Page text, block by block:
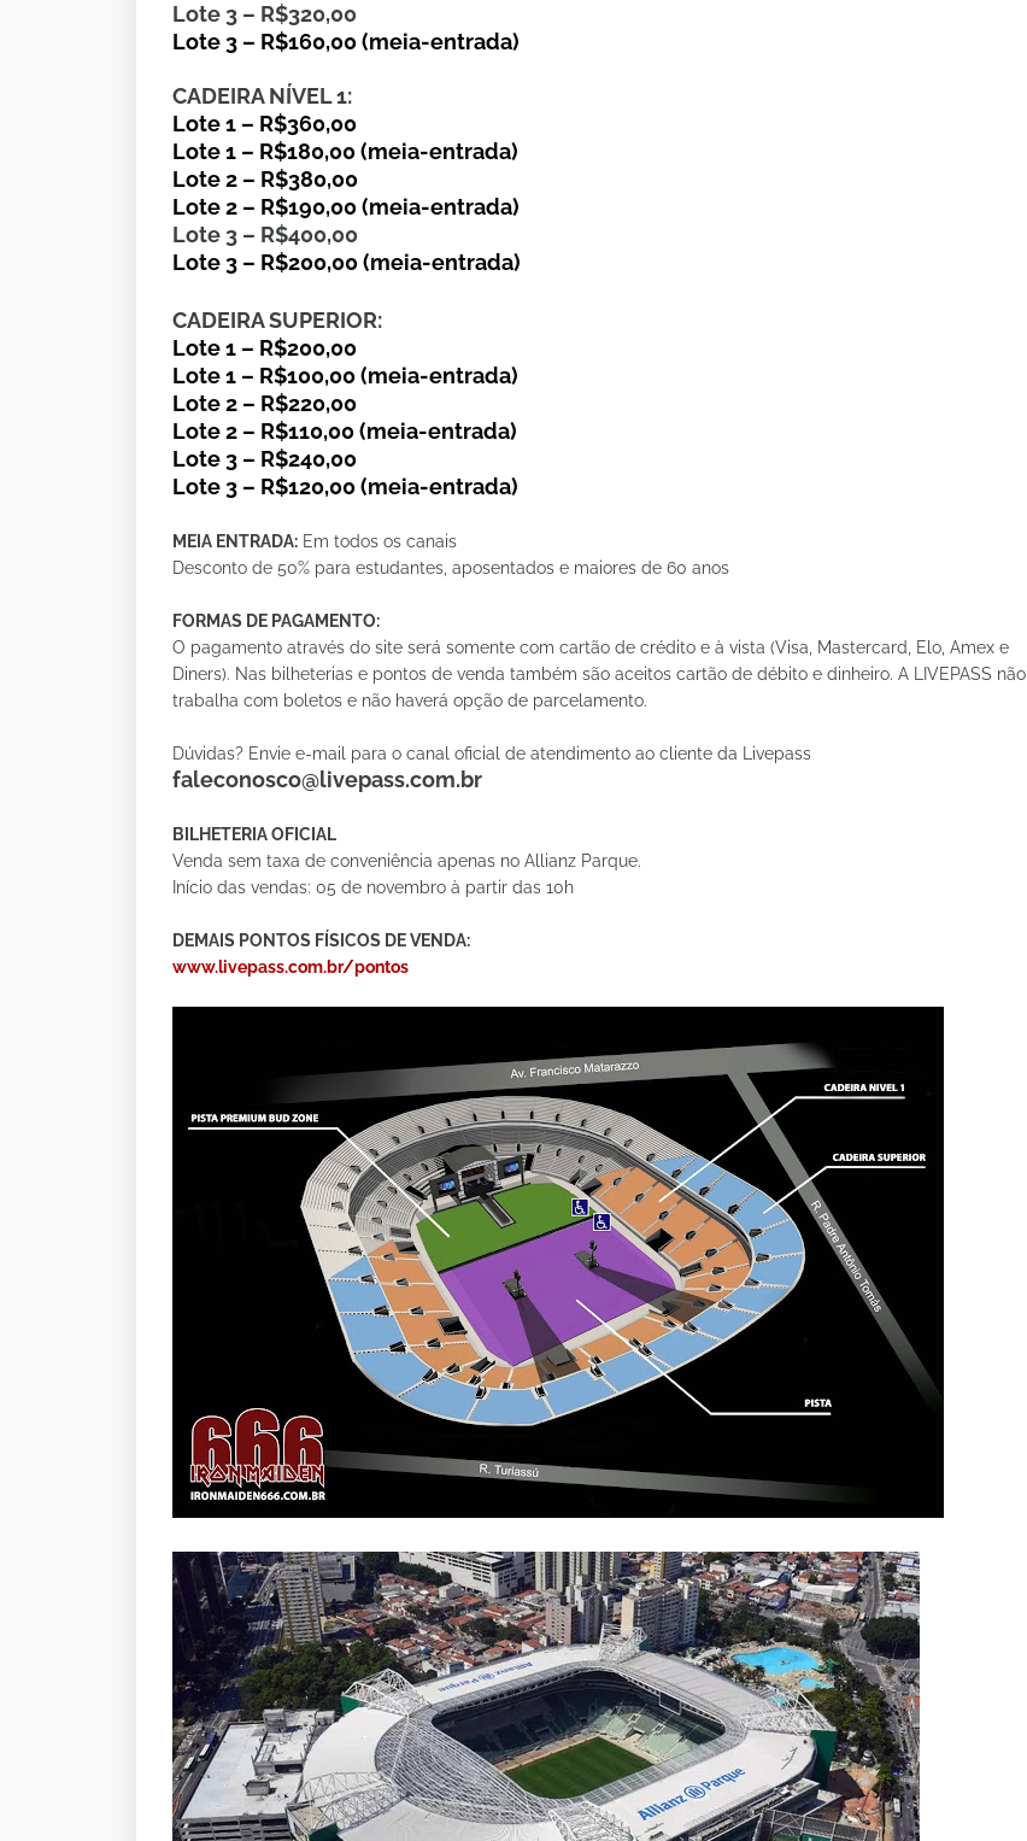
Lote 3 – R$320,00
Lote 3 – R$160,00 (meia-entrada)
CADEIRA NÍVEL 1:
Lote 1 – R$360,00
Lote 1 – R$180,00 (meia-entrada)
Lote 2 – R$380,00
Lote 2 – R$190,00 (meia-entrada)
Lote 3 – R$400,00
Lote 3 – R$200,00 (meia-entrada)
CADEIRA SUPERIOR:
Lote 1 – R$200,00
Lote 1 – R$100,00 (meia-entrada)
Lote 2 – R$220,00
Lote 2 – R$110,00 (meia-entrada)
Lote 3 – R$240,00
Lote 3 – R$120,00 (meia-entrada)
MEIA ENTRADA: Em todos os canais
Desconto de 50% para estudantes, aposentados e maiores de 60 anos
FORMAS DE PAGAMENTO:
O pagamento através do site será somente com cartão de crédito e à vista (Visa, Mastercard, Elo, Amex e
Diners). Nas bilheterias e pontos de venda também são aceitos cartão de débito e dinheiro. A LIVEPASS não
trabalha com boletos e não haverá opção de parcelamento.
Dúvidas? Envie e-mail para o canal oficial de atendimento ao cliente da Livepass
faleconosco@livepass.com.br
BILHETERIA OFICIAL
Venda sem taxa de conveniência apenas no Allianz Parque.
Início das vendas: 05 de novembro à partir das 10h
DEMAIS PONTOS FÍSICOS DE VENDA:
www.livepass.com.br/pontos